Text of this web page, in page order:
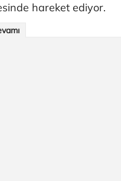
hareket ediyor.